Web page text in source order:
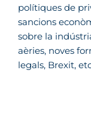
polítiques de
sancions
sobre la
aèries, noves
legals, Brexit,